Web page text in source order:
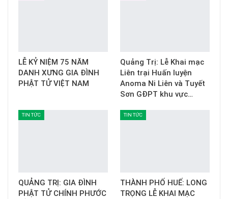
LỄ KỶ NIỆM 75 NĂM
DANH XƯNG GIA ĐÌNH
PHẬT TỬ VIỆT NAM
Quảng Trị: Lễ Khai mạc
Liên trại Huấn luyện
Anoma Ni Liên và Tuyết
Sơn GĐPT khu vực…
TIN TỨC
QUẢNG TRỊ: GIA ĐÌNH
PHẬT TỬ CHÍNH PHƯỚC
TIN TỨC
THÀNH PHỐ HUẾ: LONG
TRỌNG LỄ KHAI MẠC